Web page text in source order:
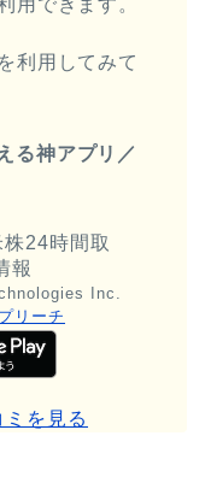
用できます。
利用してみて
る神アプリ／
24時間取
報
Inc.
リーチ
を見る